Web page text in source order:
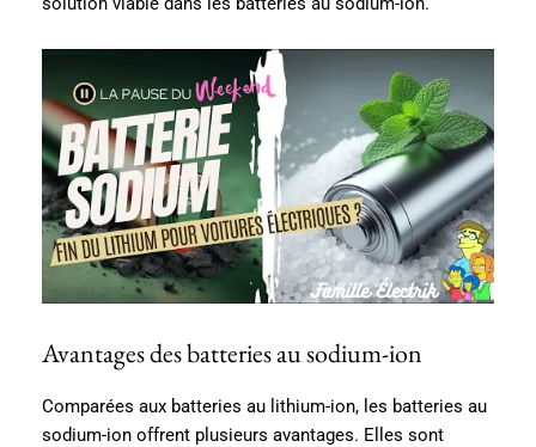
Avantages des batteries au sodium-ion
Comparées aux batteries au lithium-ion, les batteries au
sodium-ion offrent plusieurs avantages. Elles sont